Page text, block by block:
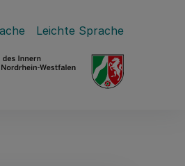
Leichte Sprache